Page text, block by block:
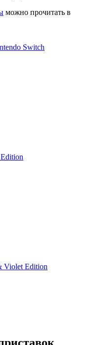
можно прочитать в
Switch
Violet Edition